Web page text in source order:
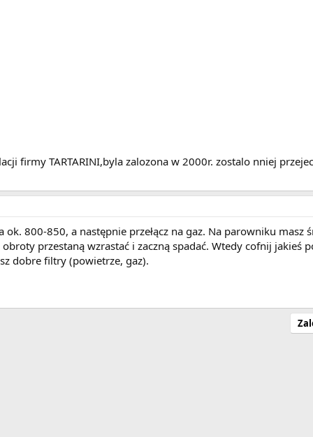
firmy TARTARINI,byla zalozona w 2000r. zostalo nniej
ok. 800-850, a następnie przełącz na gaz. Na parowniku
przestaną wzrastać i zaczną spadać. Wtedy cofnij jakieś
dobre filtry (powietrze, gaz).